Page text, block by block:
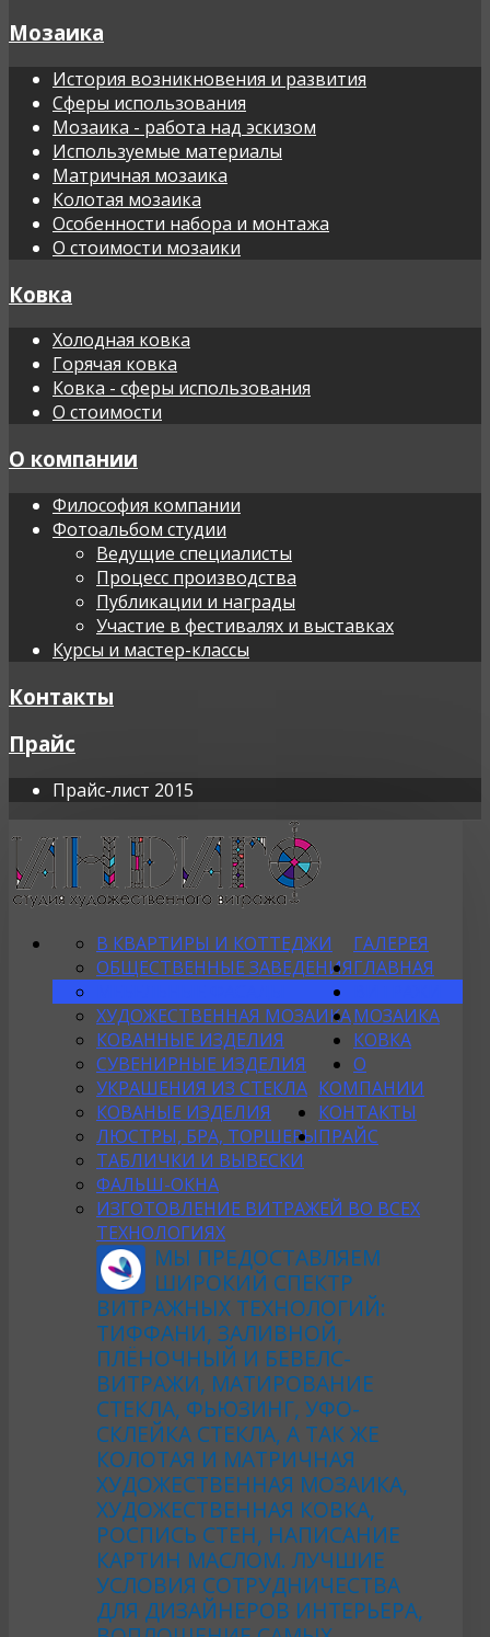
Мозаика
История возникновения и развития
Сферы использования
Мозаика - работа над эскизом
Используемые материалы
Матричная мозаика
Колотая мозаика
Особенности набора и монтажа
О стоимости мозаики
Ковка
Холодная ковка
Горячая ковка
Ковка - сферы использования
О стоимости
О компании
Философия компании
Фотоальбом студии
Ведущие специалисты
Процесс производства
Публикации и награды
Участие в фестивалях и выставках
Курсы и мастер-классы
Контакты
Прайс
Прайс-лист 2015
ГАЛЕРЕЯ
В КВАРТИРЫ И КОТТЕДЖИ
ОБЩЕСТВЕННЫЕ ЗАВЕДЕНИЯ
ХУДОЖЕСТВЕННАЯ МОЗАИКА
КОВАННЫЕ ИЗДЕЛИЯ
СУВЕНИРНЫЕ ИЗДЕЛИЯ
УКРАШЕНИЯ ИЗ СТЕКЛА
КОВАНЫЕ ИЗДЕЛИЯ
ЛЮСТРЫ, БРА, ТОРШЕРЫ
ТАБЛИЧКИ И ВЫВЕСКИ
ФАЛЬШ-ОКНА
ГЛАВНАЯ
ИЗГОТОВЛЕНИЕ ВИТРАЖЕЙ ВО ВСЕХ
ТЕХНОЛОГИЯХ
МЫ ПРЕДОСТАВЛЯЕМ
ШИРОКИЙ СПЕКТР
ВИТРАЖНЫХ ТЕХНОЛОГИЙ:
ТИФФАНИ, ЗАЛИВНОЙ,
ПЛЁНОЧНЫЙ И БЕВЕЛС-
ВИТРАЖИ, МАТИРОВАНИЕ
СТЕКЛА, ФЬЮЗИНГ, УФО-
СКЛЕЙКА СТЕКЛА, А ТАК ЖЕ
КОЛОТАЯ И МАТРИЧНАЯ
ХУДОЖЕСТВЕННАЯ МОЗАИКА,
ХУДОЖЕСТВЕННАЯ КОВКА,
РОСПИСЬ СТЕН, НАПИСАНИЕ
КАРТИН МАСЛОМ. ЛУЧШИЕ
УСЛОВИЯ СОТРУДНИЧЕСТВА
ДЛЯ ДИЗАЙНЕРОВ ИНТЕРЬЕРА,
МОЗАИКА
КОВКА
О
КОМПАНИИ
КОНТАКТЫ
ПРАЙС